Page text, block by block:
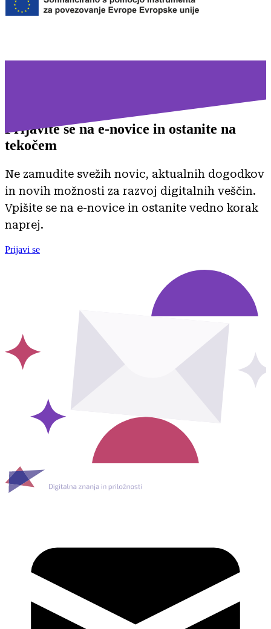
Prijavite se na e-novice in ostanite na
tekočem
Ne zamudite svežih novic, aktualnih dogodkov
in novih možnosti za razvoj digitalnih veščin.
Vpišite se na e-novice in ostanite vedno korak
naprej.
Prijavi se